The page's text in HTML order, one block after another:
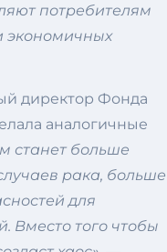
потребителям
экономичных
директор Фонда
аналогичные
станет больше
рака, больше
для
Вместо того чтобы